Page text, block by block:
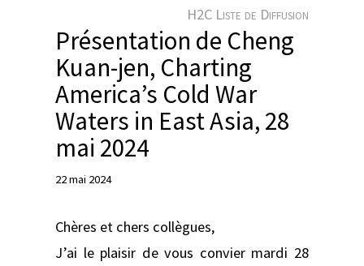
H2C Liste de Diffusion
Présentation de Cheng
Kuan-jen, Charting
America’s Cold War
Waters in East Asia, 28
mai 2024
22 mai 2024
Chères et chers collègues,
J’ai le plaisir de vous convier mardi 28